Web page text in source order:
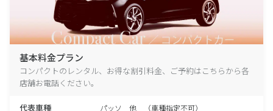
基本料金プラン
コンパクトのレンタル、お得な割引料金、ご予約はこちらから各
店舗お電話ください。
代表車種 パッソ 他 （車種指定不可）